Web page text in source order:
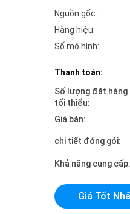
Nguồn gốc:
Hàng hiệu:
Số mô hình:
Thanh toán:
Số lượng đặt hàng
tối thiểu:
Giá bán:
chi tiết đóng gói:
Khả năng cung cấp:
Giá Tốt